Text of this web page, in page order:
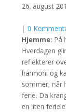
26. august
| 0
Hjemme: På
Hverdagen
reflekterer
harmoni og
sommer, når
ferie. Da
en liten